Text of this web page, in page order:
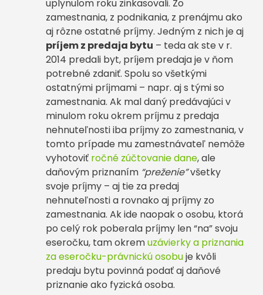
uplynulom roku zinkasovali. Zo
zamestnania, z podnikania, z prenájmu ako
aj rôzne ostatné príjmy. Jedným z nich je aj
príjem z predaja bytu – teda ak ste v r.
2014 predali byt, príjem predaja je v ňom
potrebné zdaniť. Spolu so všetkými
ostatnými príjmami – napr. aj s tými so
zamestnania. Ak mal daný predávajúci v
minulom roku okrem príjmu z predaja
nehnuteľnosti iba príjmy zo zamestnania, v
tomto prípade mu zamestnávateľ nemôže
vyhotoviť ročné zúčtovanie dane, ale
daňovým priznaním “preženie”všetky
svoje príjmy – aj tie za predaj
nehnuteľnosti a rovnako aj príjmy zo
zamestnania. Ak ide naopak o osobu, ktorá
po celý rok poberala príjmy len “na” svoju
eseročku, tam okremuzávierky a priznania
za eseročku-právnickú osobuje kvôli
predaju bytu povinná podať aj daňové
priznanie ako fyzická osoba.